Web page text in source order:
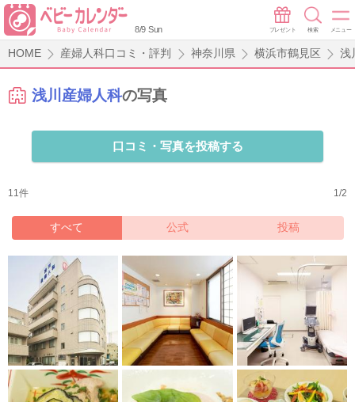
8/9 Sun プレゼント 検索 メニュー
HOME 産婦人科口コミ・評判 神奈川県 横浜市鶴見区 浅
浅川産婦人科の写真
口コミ・写真を投稿する
11件 1/2
すべて 公式 投稿